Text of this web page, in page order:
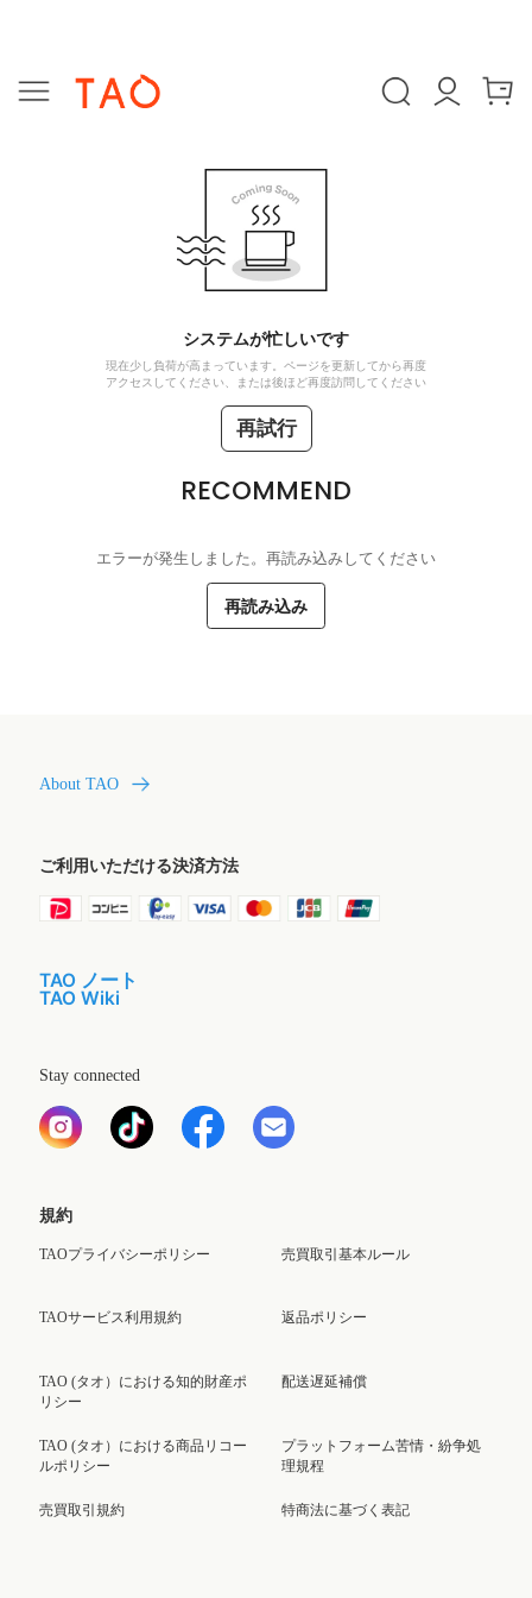
システムが忙しいです
現在少し負荷が高まっています。ページを更新してから再度
アクセスしてください、または後ほど再度訪問してください
再試行
RECOMMEND
エラーが発生しました。再読み込みしてください
再読み込み
About TAO
ご利用いただける決済方法
TAO ノート
TAO Wiki
Stay connected
規約
TAOプライバシーポリシー
TAOサービス利用規約
TAO (タオ）における知的財産ポ
リシー
TAO (タオ）における商品リコー
ルポリシー
売買取引規約
売買取引基本ルール
返品ポリシー
配送遅延補償
プラットフォーム苦情・紛争処
理規程
特商法に基づく表記